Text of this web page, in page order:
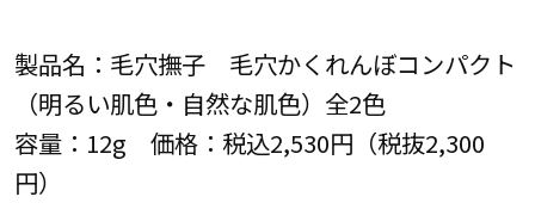
製品名：毛穴撫子 毛穴かくれんぼコンパクト
（明るい肌色・自然な肌色）全2色
容量：12g 価格：税込2,530円（税抜2,300
円）